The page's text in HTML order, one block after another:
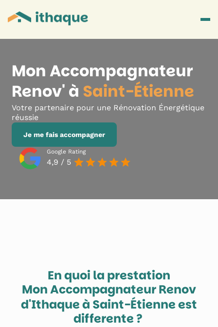
Mon Accompagnateur
Renov' à Saint-Étienne
Votre partenaire pour une Rénovation Énergétique
réussie
Je me fais accompagner
Google Rating
4,9 / 5
En quoi la prestation
Mon Accompagnateur Renov
d'Ithaque à Saint-Étienneest
differente ?